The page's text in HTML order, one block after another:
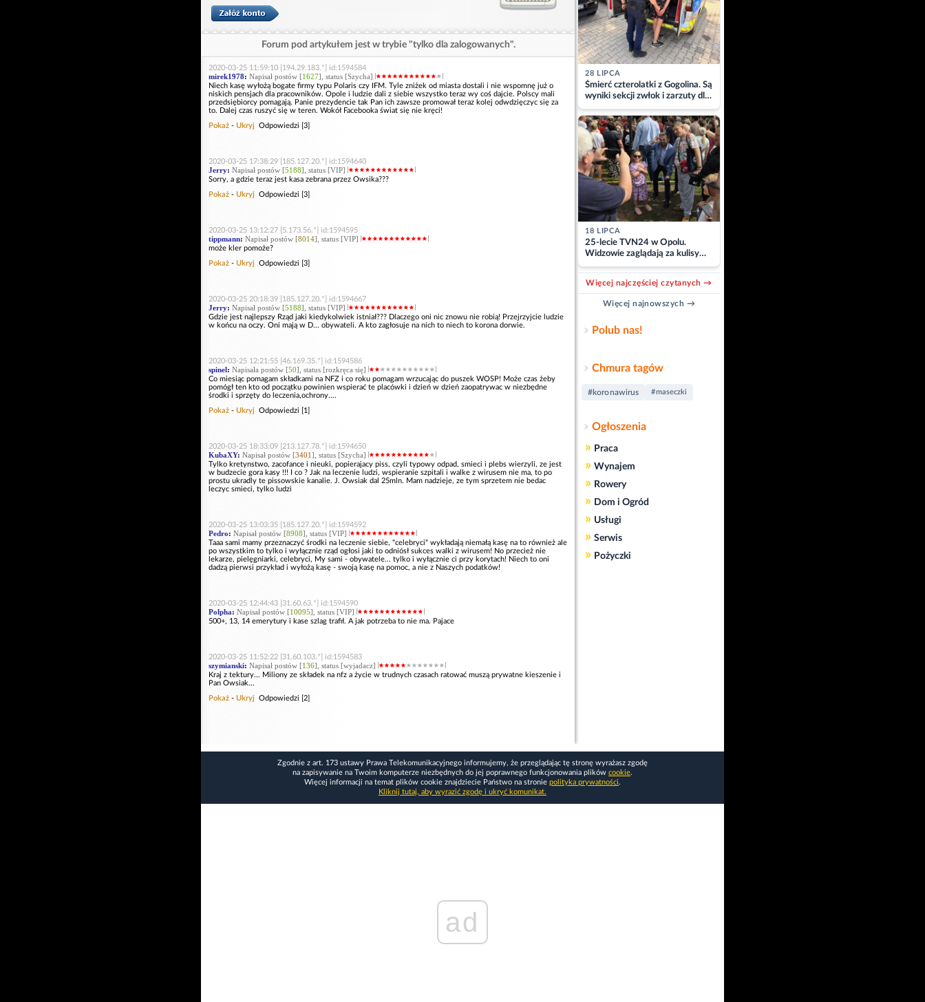
Forum pod artykułem jest w trybie "tylko dla zalogowanych".
2020-03-25 11:59:10 [194.29.183.*] id:1594584
mirek1978: Napisał postów [1627], status [Szycha]
Niech kasę wyłożą bogate firmy typu Polaris czy IFM. Tyle zniżek od miasta dostali i nie wspomnę już o
niskich pensjach dla pracowników. Opole i ludzie dali z siebie wszystko teraz wy coś dajcie. Polscy mali
przedsiębiorcy pomagają. Panie prezydencie tak Pan ich zawsze promował teraz kolej odwdzięczyc się za
to. Dalej czas ruszyć się w teren. Wokół Facebooka świat się nie kręci!
Pokaż - Ukryj Odpowiedzi [3]
2020-03-25 17:38:29 [185.127.20.*] id:1594640
Jerry: Napisał postów [5188], status [VIP]
Sorry, a gdzie teraz jest kasa zebrana przez Owsika???
Pokaż - Ukryj Odpowiedzi [3]
2020-03-25 13:12:27 [5.173.56.*] id:1594595
tippmann: Napisał postów [8014], status [VIP]
może kler pomoże?
Pokaż - Ukryj Odpowiedzi [3]
2020-03-25 20:18:39 [185.127.20.*] id:1594667
Jerry: Napisał postów [5188], status [VIP]
Gdzie jest najlepszy Rząd jaki kiedykolwiek istniał??? Dlaczego oni nic znowu nie robią! Przejrzyjcie ludzie
w końcu na oczy. Oni mają w D... obywateli. A kto zagłosuje na nich to niech to korona dorwie.
2020-03-25 12:21:55 [46.169.35.*] id:1594586
spinel: Napisała postów [50], status [rozkręca się]
Co miesiąc pomagam składkami na NFZ i co roku pomagam wrzucając do puszek WOSP! Może czas żeby
pomógł ten kto od początku powinien wspierać te placówki i dzień w dzień zaopatrywac w niezbędne
środki i sprzęty do leczenia,ochrony....
Pokaż - Ukryj Odpowiedzi [1]
2020-03-25 18:33:09 [213.127.78.*] id:1594650
KubaXY: Napisał postów [3401], status [Szycha]
Tylko kretynstwo, zacofance i nieuki, popierajacy piss, czyli typowy odpad, smieci i plebs wierzyli, ze jest
w budzecie gora kasy !!! I co ? Jak na leczenie ludzi, wspieranie szpitali i walke z wirusem nie ma, to po
prostu ukradly te pissowskie kanalie. J. Owsiak dal 25mln. Mam nadzieje, ze tym sprzetem nie bedac
leczyc smieci, tylko ludzi
2020-03-25 13:03:35 [185.127.20.*] id:1594592
Pedro: Napisał postów [8908], status [VIP]
Taaa sami mamy przeznaczyć środki na leczenie siebie, "celebryci" wykładają niemałą kasę na to również ale
po wszystkim to tylko i wyłącznie rząd ogłosi jaki to odniósł sukces walki z wirusem! No przecież nie
lekarze, pielęgniarki, celebryci, My sami - obywatele... tylko i wyłącznie ci przy korytach! Niech to oni
dadzą pierwsi przykład i wyłożą kasę - swoją kasę na pomoc, a nie z Naszych podatków!
2020-03-25 12:44:43 [31.60.63.*] id:1594590
Polpha: Napisał postów [10095], status [VIP]
500+, 13, 14 emerytury i kase szlag trafił. A jak potrzeba to nie ma. Pajace
2020-03-25 11:52:22 [31.60.103.*] id:1594583
szymianski: Napisał postów [136], status [wyjadacz]
Kraj z tektury... Miliony ze składek na nfz a życie w trudnych czasach ratować muszą prywatne kieszenie i
Pan Owsiak...
Pokaż - Ukryj Odpowiedzi [2]
28 LIPCA
Śmierć czterolatki z Gogolina. Są
wyniki sekcji zwłok i zarzuty dla
matki
18 LIPCA
25-lecie TVN24 w Opolu.
Widzowie zaglądają za kulisy
pracy stacji
Więcej najczęściej czytanych →
Więcej najnowszych →
Polub nas!
Chmura tagów
#koronawirus #maseczki
Ogłoszenia
» Praca
» Wynajem
» Rowery
» Dom i Ogród
» Usługi
» Serwis
» Pożyczki
Zgodnie z art. 173 ustawy Prawa Telekomunikacyjnego informujemy, że przeglądając tę stronę wyrażasz zgodę
na zapisywanie na Twoim komputerze niezbędnych do jej poprawnego funkcjonowania plików cookie.
Więcej informacji na temat plików cookie znajdziecie Państwo na stronie polityka prywatności.
Kliknij tutaj, aby wyrazić zgodę i ukryć komunikat.
ad